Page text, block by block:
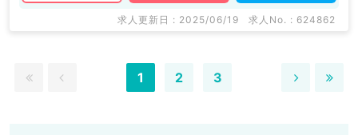
求人更新日 : 2025/06/19 求人No. : 624862
1 2 3